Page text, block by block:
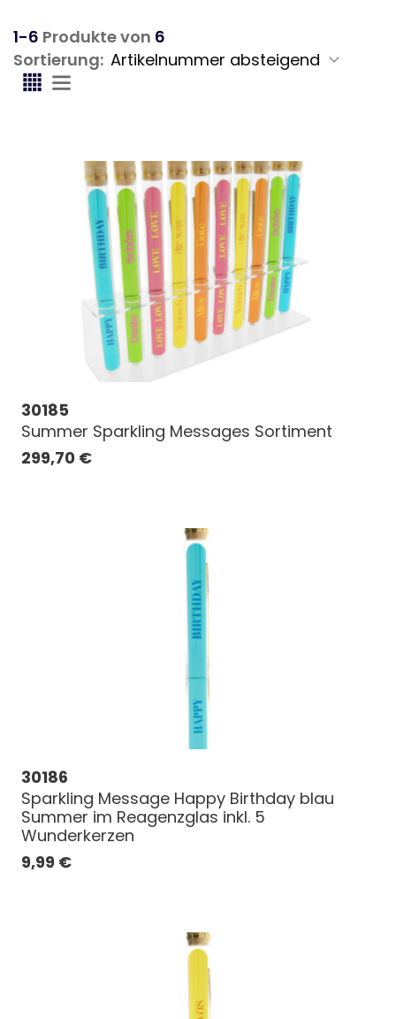
1-6 Produkte von 6
Sortierung:
30185
Summer Sparkling Messages Sortiment
299,70 €
30186
Sparkling Message Happy Birthday blau
Summer im Reagenzglas inkl. 5
Wunderkerzen
9,99 €